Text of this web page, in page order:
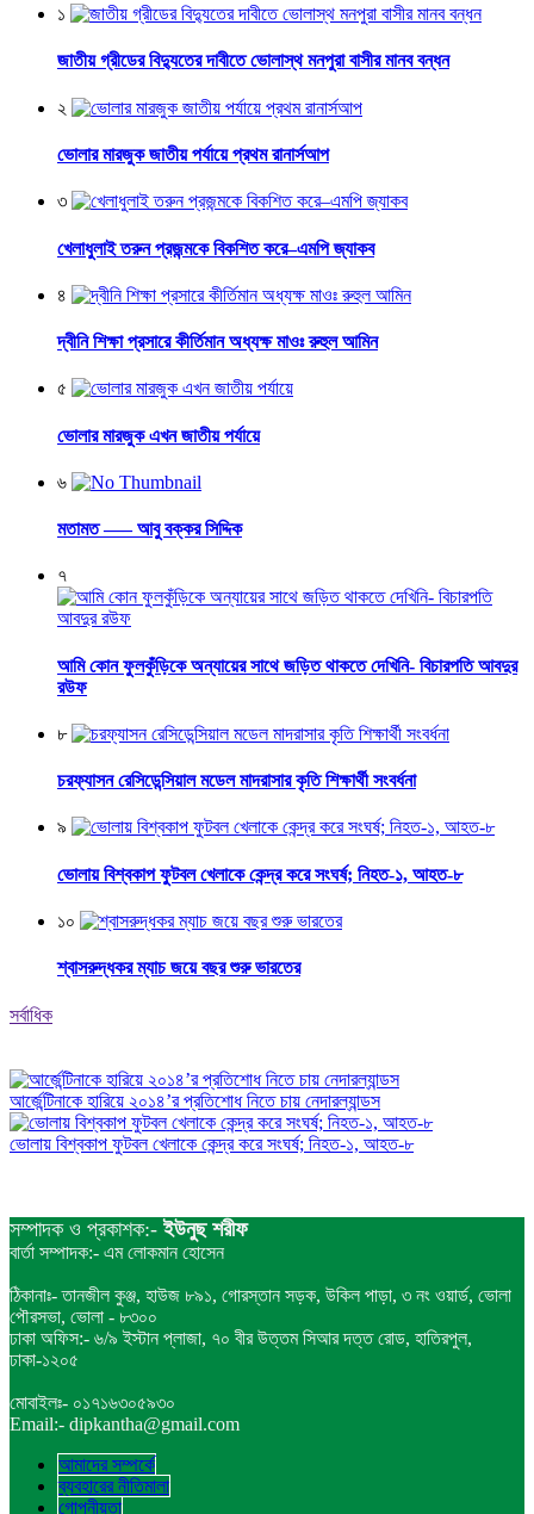
১
জাতীয় গ্রীডের বিদ্যুতের দাবীতে ভোলাস্থ মনপুরা বাসীর মানব বন্ধন
২
ভোলার মারজুক জাতীয় পর্যায়ে প্রথম রানার্সআপ
৩
খেলাধুলাই তরুন প্রজন্মকে বিকশিত করে–এমপি জ্যাকব
৪
দ্বীনি শিক্ষা প্রসারে কীর্তিমান অধ্যক্ষ মাওঃ রুহুল আমিন
৫
ভোলার মারজুক এখন জাতীয় পর্যায়ে
৬
মতামত —– আবু বক্কর সিদ্দিক
৭
আমি কোন ফুলকুঁড়িকে অন্যায়ের সাথে জড়িত থাকতে দেখিনি- বিচারপতি আবদুর
রউফ
৮
চরফ্যাসন রেসিডেন্সিয়াল মডেল মাদরাসার কৃতি শিক্ষার্থী সংবর্ধনা
৯
ভোলায় বিশ্বকাপ ফুটবল খেলাকে কেন্দ্র করে সংঘর্ষ; নিহত-১, আহত-৮
১০
শ্বাসরুদ্ধকর ম্যাচ জয়ে বছর শুরু ভারতের
সর্বাধিক
আর্জেন্টিনাকে হারিয়ে ২০১৪’র প্রতিশোধ নিতে চায় নেদারল্যান্ডস
ভোলায় বিশ্বকাপ ফুটবল খেলাকে কেন্দ্র করে সংঘর্ষ; নিহত-১, আহত-৮
সম্পাদক ও প্রকাশক:-ইউনুছ শরীফ
বার্তা সম্পাদক:- এম লোকমান হোসেন
ঠিকানাঃ- তানজীল কুঞ্জ, হাউজ ৮৯১, গোরস্তান সড়ক, উকিল পাড়া, ৩ নং ওয়ার্ড, ভোলা
পৌরসভা, ভোলা - ৮৩০০
ঢাকা অফিস:- ৬/৯ ইস্টান প্লাজা, ৭০ বীর উত্তম সিআর দত্ত রোড, হাতিরপুল,
ঢাকা-১২০৫
মোবাইলঃ- ০১৭১৬৩০৫৯৩০
Email:- dipkantha@gmail.com
আমাদের সম্পর্কে
ব্যবহারের নীতিমালা
গোপনীয়তা